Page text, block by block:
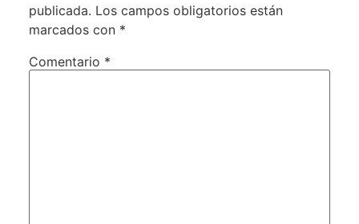
publicada. Los campos obligatorios están
marcados con *
Comentario *